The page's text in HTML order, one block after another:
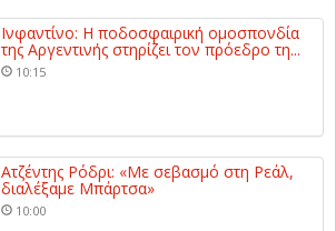
Ινφαντίνο: Η ποδοσφαιρική ομοσπονδία
της Αργεντινής στηρίζει τον πρόεδρο τη...
10:15
Ατζέντης Ρόδρι: «Με σεβασμό στη Ρεάλ,
διαλέξαμε Μπάρτσα»
10:00